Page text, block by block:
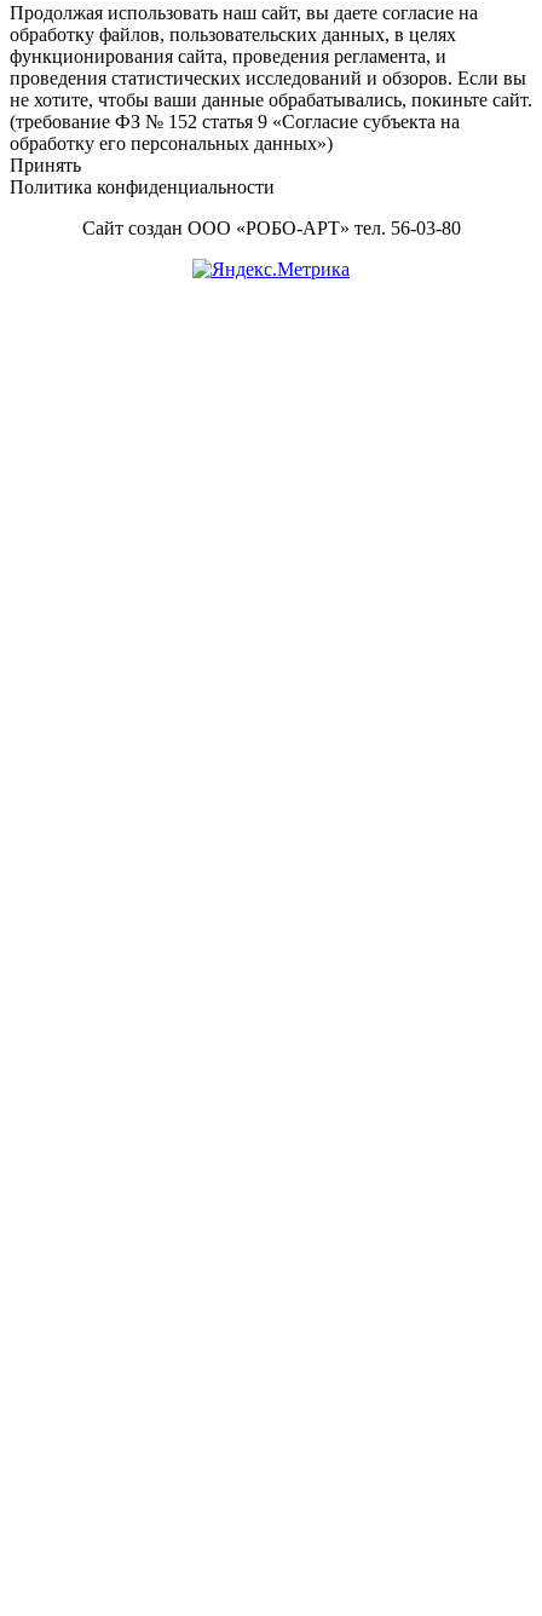
Footer
Content
Продолжая использовать наш сайт, вы даете согласие на
обработку файлов, пользовательских данных, в целях
функционирования сайта, проведения регламента, и
проведения статистических исследований и обзоров. Если вы
не хотите, чтобы ваши данные обрабатывались, покиньте сайт.
(требование ФЗ № 152 статья 9 «Согласие субъекта на
обработку его персональных данных»)
Принять
Политика конфиденциальности
Сайт создан ООО «РОБО-АРТ» тел. 56-03-80